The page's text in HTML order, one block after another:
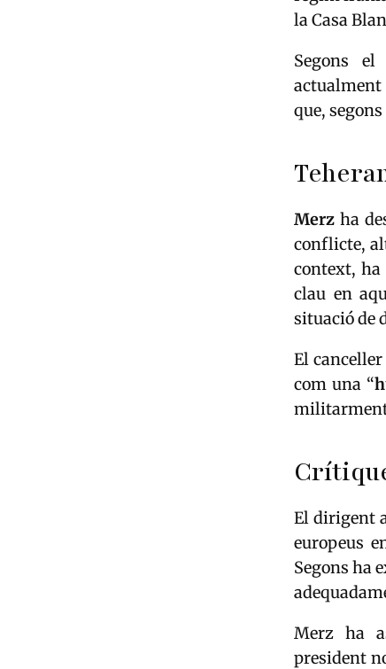
la Casa
Segons el
actualment
que,
Merz ha
conflicte,
context,
clau en
situació de
El
com una “
militarment
El dirigent
europeus
Segons ha
Merz ha
president